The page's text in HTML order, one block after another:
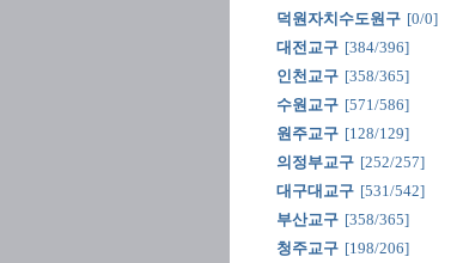
덕원자치수도원구 [0/0]
대전교구 [384/396]
인천교구 [358/365]
수원교구 [571/586]
원주교구 [128/129]
의정부교구 [252/257]
대구대교구 [531/542]
부산교구 [358/365]
청주교구 [198/206]